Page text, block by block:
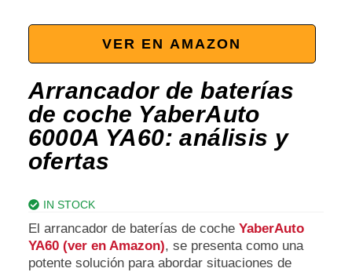
VER EN AMAZON
Arrancador de baterías
de coche YaberAuto
6000A ‎YA60: análisis y
ofertas
IN STOCK
El arrancador de baterías de coche YaberAuto
YA60 (ver en Amazon), se presenta como una
potente solución para abordar situaciones de